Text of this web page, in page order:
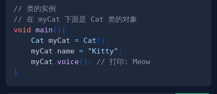
// 类的实例
// 在 myCat 下面是 Cat 类的对象
void main ( ) {
Cat myCat = Cat ( ) ;
    myCat
. name = "Kitty" ;
    myCat
. voice( ) ;
// 打印: Meow
}